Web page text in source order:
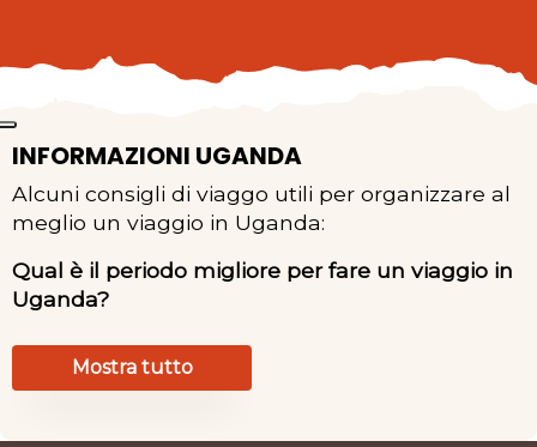
INFORMAZIONI UGANDA
Alcuni consigli di viaggo utili per organizzare al
meglio un viaggio in Uganda:
Qual è il periodo migliore per fare un viaggio in
Uganda?
Mostra tutto